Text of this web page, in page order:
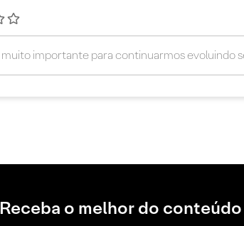
Receba o melhor do conteúdo